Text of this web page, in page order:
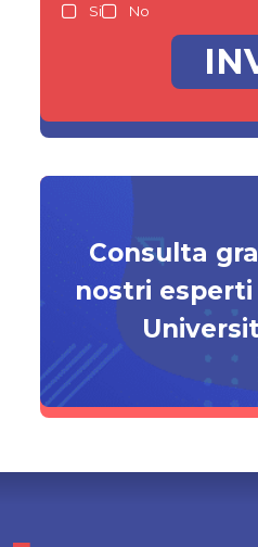
Si
No
Consulta
nostri